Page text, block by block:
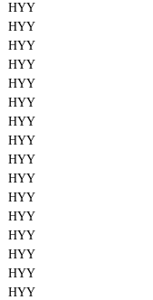
HYY
HYY
HYY
HYY
HYY
HYY
HYY
HYY
HYY
HYY
HYY
HYY
HYY
HYY
HYY
HYY